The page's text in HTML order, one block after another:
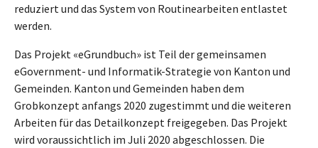
reduziert und das System von Routinearbeiten entlastet
werden.
Das Projekt «eGrundbuch» ist Teil der gemeinsamen
eGovernment- und Informatik-Strategie von Kanton und
Gemeinden. Kanton und Gemeinden haben dem
Grobkonzept anfangs 2020 zugestimmt und die weiteren
Arbeiten für das Detailkonzept freigegeben. Das Projekt
wird voraussichtlich im Juli 2020 abgeschlossen. Die